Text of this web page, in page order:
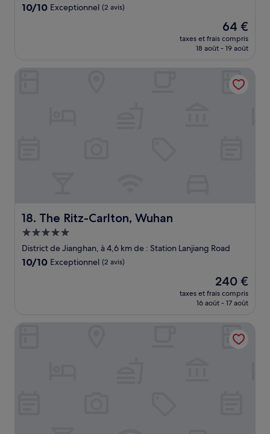
10.0
10/10 Exceptionnel (2 avis)
Le
nouveau
prix
de
64 €
64 €
taxes et frais compris
18 août - 19 août
18. The Ritz-Carlton, Wuhan
The Ritz-Carlton, Wuhan
Hébergement
5.0 étoiles
District de Jianghan, à 4,6 km de : Station Lanjiang Road
10.0
10/10 Exceptionnel (2 avis)
Le
nouveau
prix
de
240 €
240 €
taxes et frais compris
16 août - 17 août